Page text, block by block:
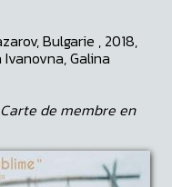
Bulgarie , 2018,
Galina
de membre en